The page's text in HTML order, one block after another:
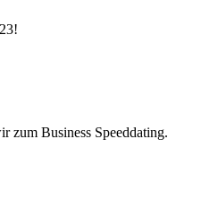
zum Business Speeddating.